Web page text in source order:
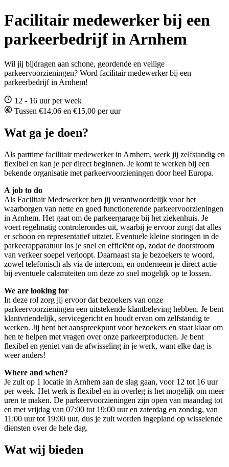
Facilitair medewerker bij een
parkeerbedrijf in Arnhem
Wil jij bijdragen aan schone, geordende en veilige
parkeervoorzieningen? Word facilitair medewerker bij een
parkeerbedrijf in Arnhem!
12 - 16 uur per week
Tussen €14,06 en €15,00 per uur
Wat ga je doen?
Als parttime facilitair medewerker in Arnhem, werk jij zelfstandig en
flexibel en kan je per direct beginnen. Je komt te werken bij een
bekende organisatie met parkeervoorzieningen door heel Europa.
A job to do
Als Facilitair Medewerker ben jij verantwoordelijk voor het
waarborgen van nette en goed functionerende parkeervoorzieningen
in Arnhem. Het gaat om de parkeergarage bij het ziekenhuis. Je
voert regelmatig controlerondes uit, waarbij je ervoor zorgt dat alles
er schoon en representatief uitziet. Eventuele kleine storingen in de
parkeerapparatuur los je snel en efficiënt op, zodat de doorstroom
van verkeer soepel verloopt. Daarnaast sta je bezoekers te woord,
zowel telefonisch als via de intercom, en onderneem je direct actie
bij eventuele calamiteiten om deze zo snel mogelijk op te lossen.
We are looking for
In deze rol zorg jij ervoor dat bezoekers van onze
parkeervoorzieningen een uitstekende klantbeleving hebben. Je bent
klantvriendelijk, servicegericht en houdt ervan om zelfstandig te
werken. Jij bent het aanspreekpunt voor bezoekers en staat klaar om
hen te helpen met vragen over onze parkeerproducten. Je bent
flexibel en geniet van de afwisseling in je werk, want elke dag is
weer anders!
Where and when?
Je zult op 1 locatie in Arnhem aan de slag gaan, voor 12 tot 16 uur
per week. Het werk is flexibel en in overleg is het mogelijk om meer
uren te maken. De parkeervoorzieningen zijn open van maandag tot
en met vrijdag van 07:00 tot 19:00 uur en zaterdag en zondag, van
11:00 uur tot 19:00 uur, dus je zult worden ingepland op wisselende
diensten over de hele dag.
Wat wij bieden